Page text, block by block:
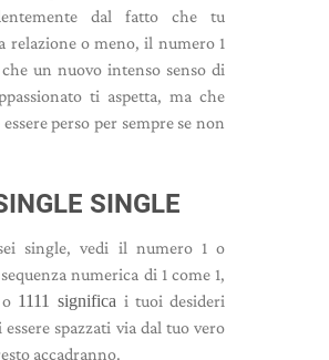
dal fatto che tu
relazione o meno, il numero 1
un nuovo intenso senso di
ti aspetta, ma che
perso per sempre se non
SINGLE
single, vedi il numero 1 o
numerica di 1 come 1,
1111 significa i tuoi desideri
essere spazzati via dal tuo vero
accadranno.